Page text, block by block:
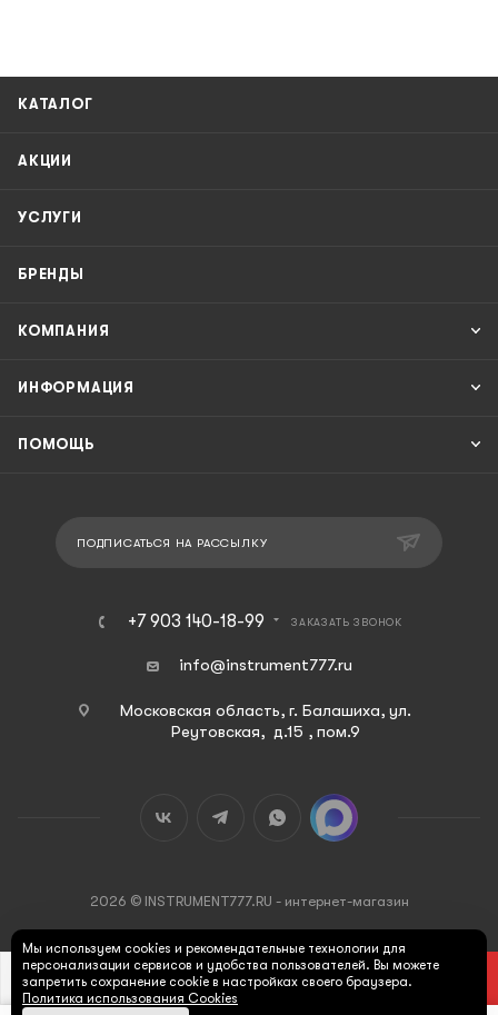
В КОРЗИНУ
КАТАЛОГ
АКЦИИ
УСЛУГИ
БРЕНДЫ
КОМПАНИЯ
ИНФОРМАЦИЯ
ПОМОЩЬ
ПОДПИСАТЬСЯ НА РАССЫЛКУ
+7 903 140-18-99 ЗАКАЗАТЬ ЗВОНОК
info@instrument777.ru
Московская область, г. Балашиха, ул.
Реутовская, д.15 , пом.9
2026 © INSTRUMENT777.RU - интернет-магазин
Мы используем cookies и рекомендательные технологии для
персонализации сервисов и удобства пользователей. Вы можете
запретить сохранение cookie в настройках своего браузера.
Политика использования Cookies